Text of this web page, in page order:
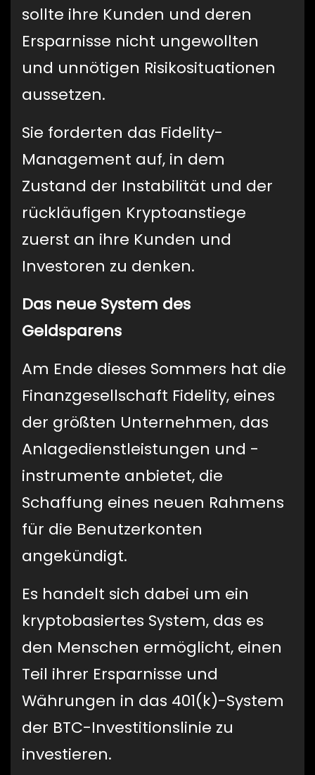
sollte ihre Kunden und deren
Ersparnisse nicht ungewollten
und unnötigen Risikosituationen
aussetzen.
Sie forderten das Fidelity-
Management auf, in dem
Zustand der Instabilität und der
rückläufigen Kryptoanstiege
zuerst an ihre Kunden und
Investoren zu denken.
Das neue System des
Geldsparens
Am Ende dieses Sommers hat die
Finanzgesellschaft Fidelity, eines
der größten Unternehmen, das
Anlagedienstleistungen und -
instrumente anbietet, die
Schaffung eines neuen Rahmens
für die Benutzerkonten
angekündigt.
Es handelt sich dabei um ein
kryptobasiertes System, das es
den Menschen ermöglicht, einen
Teil ihrer Ersparnisse und
Währungen in das 401(k)-System
der BTC-Investitionslinie zu
investieren.